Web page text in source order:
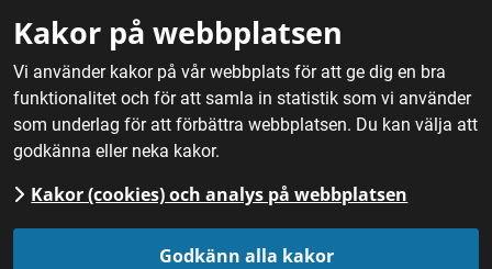
Kakor på webbplatsen
Vi använder kakor på vår webbplats för att ge dig en bra
funktionalitet och för att samla in statistik som vi använder
som underlag för att förbättra webbplatsen. Du kan välja att
godkänna eller neka kakor.
Kakor (cookies) och analys på webbplatsen
Godkänn alla kakor
Hem / Mat / Frukt, bär och svamp / Lingon
Lingon